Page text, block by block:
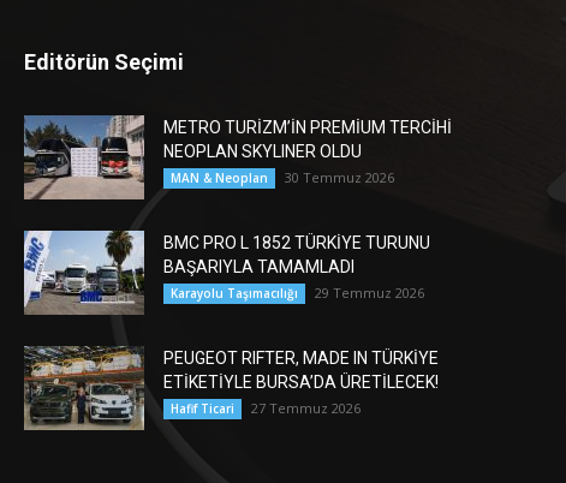
Editörün Seçimi
METRO TURİZM’İN PREMİUM TERCİHİ
NEOPLAN SKYLINER OLDU
MAN & Neoplan 30 Temmuz 2026
BMC PRO L 1852 TÜRKİYE TURUNU
BAŞARIYLA TAMAMLADI
Karayolu Taşımacılığı 29 Temmuz 2026
PEUGEOT RIFTER, MADE IN TÜRKİYE
ETİKETİYLE BURSA’DA ÜRETİLECEK!
Hafif Ticari 27 Temmuz 2026